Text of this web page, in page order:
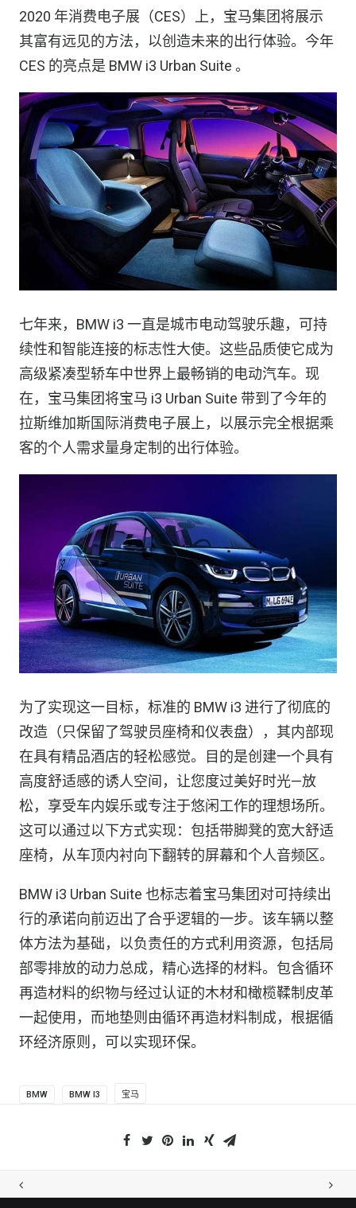
2020 年消费电子展（CES）上，宝马集团将展示
其富有远见的方法，以创造未来的出行体验。今年
CES 的亮点是 BMW i3 Urban Suite 。
七年来，BMW i3 一直是城市电动驾驶乐趣，可持
续性和智能连接的标志性大使。这些品质使它成为
高级紧凑型轿车中世界上最畅销的电动汽车。现
在，宝马集团将宝马 i3 Urban Suite 带到了今年的
拉斯维加斯国际消费电子展上，以展示完全根据乘
客的个人需求量身定制的出行体验。
为了实现这一目标，标准的 BMW i3 进行了彻底的
改造（只保留了驾驶员座椅和仪表盘），其内部现
在具有精品酒店的轻松感觉。目的是创建一个具有
高度舒适感​​的诱人空间，让您度过美好时光—放
松，享受车内娱乐或专注于悠闲工作的理想场所。
这可以通过以下方式实现：包括带脚凳的宽大舒适
座椅，从车顶内衬向下翻转的屏幕和个人音频区。
BMW i3 Urban Suite 也标志着宝马集团对可持续出
行的承诺向前迈出了合乎逻辑的一步。该车辆以整
体方法为基础，以负责任的方式利用资源，包括局
部零排放的动力总成，精心选择的材料。包含循环
再造材料的织物与经过认证的木材和橄榄鞣制皮革
一起使用，而地垫则由循环再造材料制成，根据循
环经济原则，可以实现环保。
BMW BMW I3 宝马